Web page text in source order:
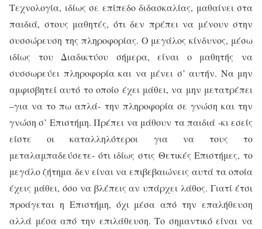
Τεχνολογία, ιδίως σε επίπεδο διδασκαλίας, μαθαίνει στα
παιδιά, στους μαθητές, ότι δεν πρέπει να μένουν στην
συσσώρευση της πληροφορίας. Ο μεγάλος κίνδυνος, μέσω
ιδίως του Διαδικτύου σήμερα, είναι ο μαθητής να
συσσωρεύει πληροφορία και να μένει σ’ αυτήν. Να μην
αμφισβητεί αυτό το οποίο έχει μάθει, να μην μετατρέπει
–για να το πω απλά- την πληροφορία σε γνώση και την
γνώση σ’ Επιστήμη. Πρέπει να μάθουν τα παιδιά -κι εσείς
είστε οι καταλληλότεροι για να τους το
μεταλαμπαδεύσετε- ότι ιδίως στις Θετικές Επιστήμες, το
μεγάλο ζήτημα δεν είναι να επιβεβαιώνεις αυτά τα οποία
έχεις μάθει, όσο να βλέπεις αν υπάρχει λάθος. Γιατί έτσι
προάγεται η Επιστήμη, όχι μέσα από την επαλήθευση
αλλά μέσα από την επιλάθευση. Το σημαντικό είναι να